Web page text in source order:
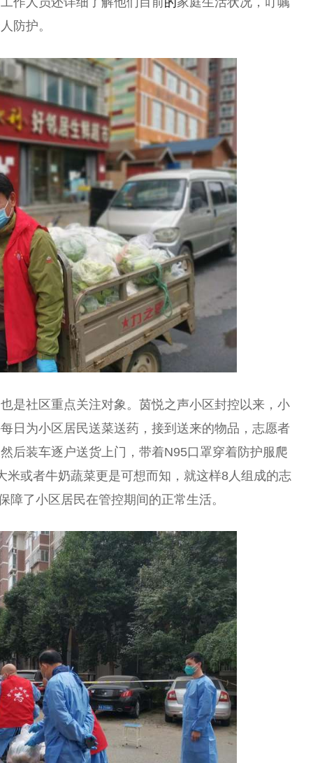
防护。
是社区重点关注对象。茵悦之声小区封控以来，小
日为小区居民送菜送药，接到送来的物品，志愿者
后装车逐户送货上门，带着N95口罩穿着防护服爬
或者牛奶蔬菜更是可想而知，就这样8人组成的志
了小区居民在管控期间的正常生活。